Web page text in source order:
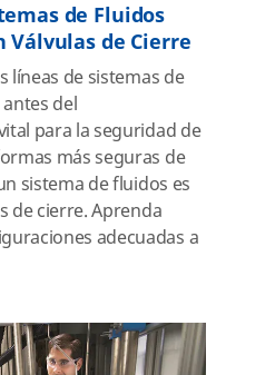
de Fluidos
de Cierre
líneas de sistemas de
del
para la seguridad de
más seguras de
sistema de fluidos es
de cierre. Aprenda
adecuadas a